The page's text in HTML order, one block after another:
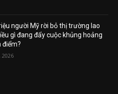
người Mỹ rời bỏ thị trường lao
gì đang đẩy cuộc khủng hoảng
điểm?
2026